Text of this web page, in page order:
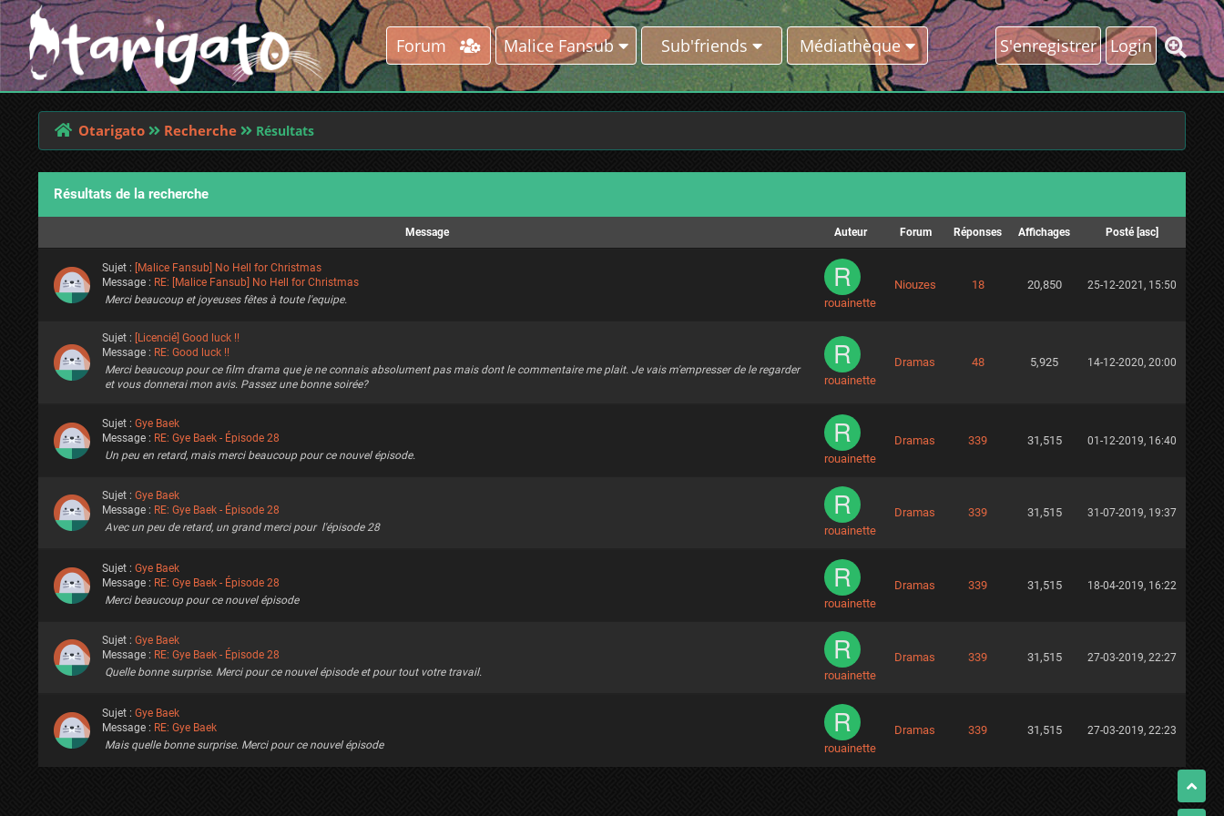
Forum Malice Fansub Sub'friends Médiathèque S'enregistrer Login
Otarigato Recherche Résultats
Résultats de la recherche
Message Auteur Forum Réponses Affichages Posté [asc]
Sujet :
[Malice Fansub] No Hell for Christmas
Message : RE: [Malice Fansub] No Hell for Christmas
Merci beaucoup et joyeuses fêtes à toute l'equipe.
rouainette
Niouzes 18 20,850 25-12-2021, 15:50
Sujet :
[Licencié] Good luck !!
Message : RE: Good luck !!
Merci beaucoup pour ce film drama que je ne connais absolument pas mais dont le commentaire me plait. Je vais m'empresser de le regarder
et vous donnerai mon avis. Passez une bonne soirée?
rouainette
Dramas 48 5,925 14-12-2020, 20:00
Sujet : Gye Baek
Message : RE: Gye Baek - Épisode 28
Un peu en retard, mais merci beaucoup pour ce nouvel épisode.
rouainette
Dramas 339 31,515 01-12-2019, 16:40
Sujet : Gye Baek
Message : RE: Gye Baek - Épisode 28
Avec un peu de retard, un grand merci pour l'épisode 28
rouainette
Dramas 339 31,515 31-07-2019, 19:37
Sujet : Gye Baek
Message : RE: Gye Baek - Épisode 28
Merci beaucoup pour ce nouvel épisode
rouainette
Dramas 339 31,515 18-04-2019, 16:22
Sujet : Gye Baek
Message : RE: Gye Baek - Épisode 28
Quelle bonne surprise. Merci pour ce nouvel épisode et pour tout votre travail.
rouainette
Dramas 339 31,515 27-03-2019, 22:27
Sujet : Gye Baek
Message : RE: Gye Baek
Mais quelle bonne surprise. Merci pour ce nouvel épisode
rouainette
Dramas 339 31,515 27-03-2019, 22:23